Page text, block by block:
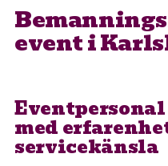
event i
med
servicekänsla